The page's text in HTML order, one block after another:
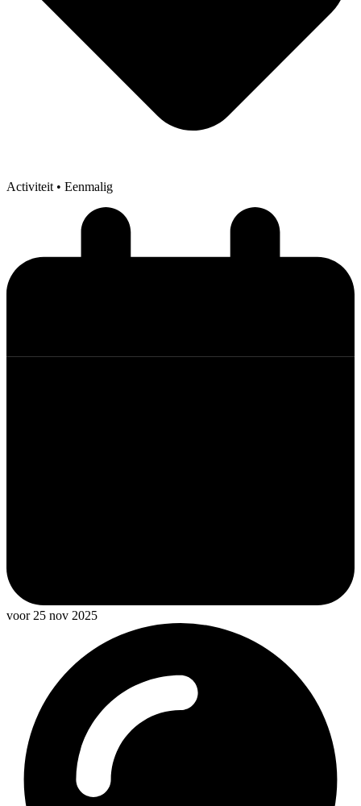
Activiteit • Eenmalig
voor 25 nov 2025